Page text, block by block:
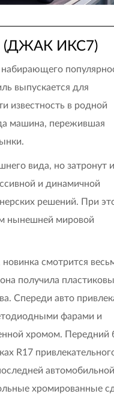
(ДЖАК ИКС7)
выпускается для
известность в родной
машина, пережившая
вида, но затронут и
и динамичной
решений. При
нынешней мировой
смотрится
получила
Спереди авто
фарами и
хромом.
R17
хромированные